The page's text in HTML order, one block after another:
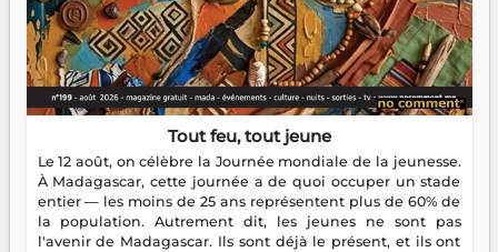
Tout feu, tout jeune
Le 12 août, on célèbre la Journée mondiale de la jeunesse.
À Madagascar, cette journée a de quoi occuper un stade
entier — les moins de 25 ans représentent plus de 60% de
la population. Autrement dit, les jeunes ne sont pas
l'avenir de Madagascar. Ils sont déjà le présent, et ils ont